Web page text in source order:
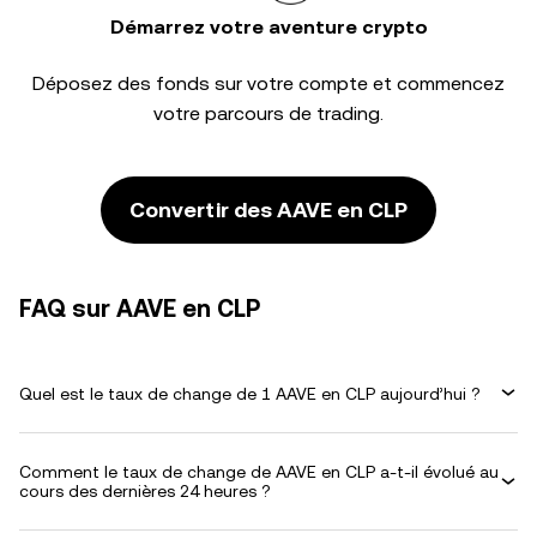
Démarrez votre aventure crypto
Déposez des fonds sur votre compte et commencez
votre parcours de trading.
Convertir des AAVE en CLP
FAQ sur AAVE en CLP
Quel est le taux de change de 1 AAVE en CLP aujourd’hui ?
Comment le taux de change de AAVE en CLP a-t-il évolué au
cours des dernières 24 heures ?